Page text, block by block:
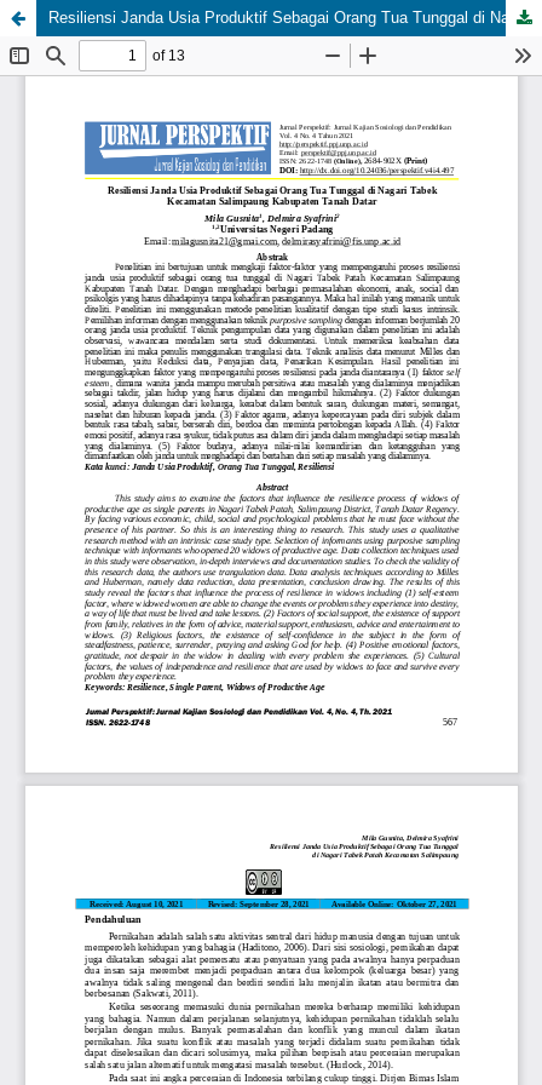
Resiliensi Janda Usia Produktif Sebagai Orang Tua Tunggal di Nagari Tabek Kecamatan Salimpaung Kabupaten Tanah Datar